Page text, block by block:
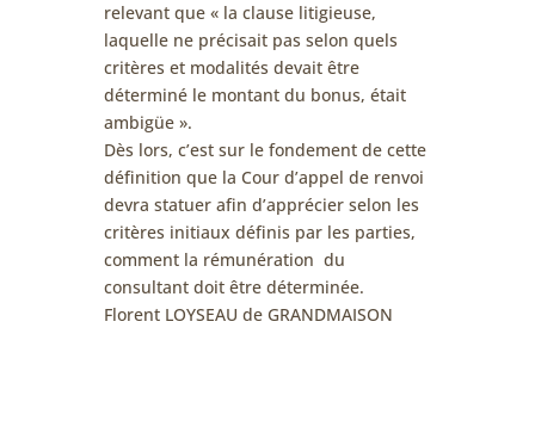
relevant que « la clause litigieuse,
laquelle ne précisait pas selon quels
critères et modalités devait être
déterminé le montant du bonus, était
ambigüe ».
Dès lors, c’est sur le fondement de cette
définition que la Cour d’appel de renvoi
devra statuer afin d’apprécier selon les
critères initiaux définis par les parties,
comment la rémunération du
consultant doit être déterminée.
Florent LOYSEAU de GRANDMAISON